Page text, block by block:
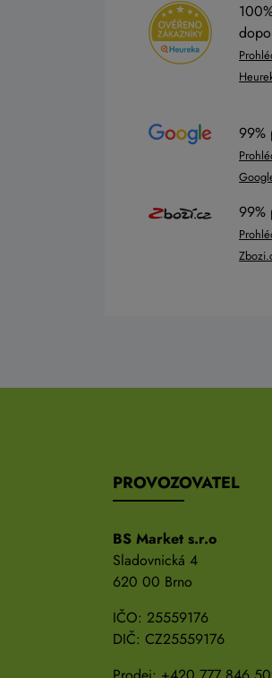
99%
99%
PROVOZOVATEL
BS Market s.r.o
Sladovnická 4
620 00 Brno
IČO: 25559176
DIČ: CZ25559176